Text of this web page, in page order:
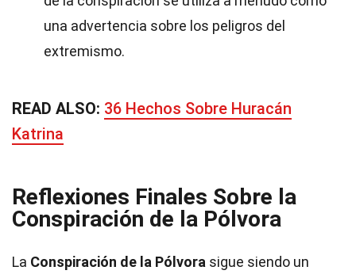
una advertencia sobre los peligros del
extremismo.
READ ALSO: 36 Hechos Sobre Huracán
Katrina
Reflexiones Finales Sobre la
Conspiración de la Pólvora
La Conspiración de la Pólvora sigue siendo un